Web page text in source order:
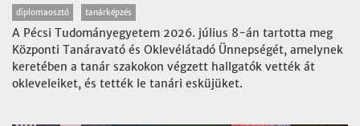
diplomaosztó tanárképzés
A Pécsi Tudományegyetem 2026. július 8-án tartotta meg
Központi Tanáravató és Oklevélátadó Ünnepségét, amelynek
keretében a tanár szakokon végzett hallgatók vették át
okleveleiket, és tették le tanári esküjüket.